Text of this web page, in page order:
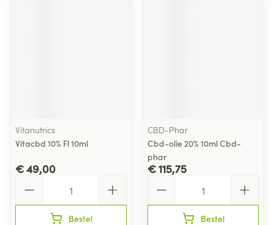
Vitanutrics
Vitacbd 10% Fl 10ml
€ 49,00
Bestel
CBD-Phar
Cbd-olie 20% 10ml Cbd-
phar
€ 115,75
Bestel